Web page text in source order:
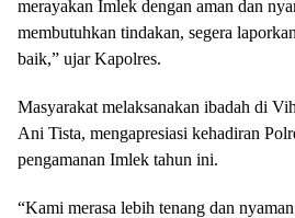
merayakan Imlek dengan aman dan
membutuhkan tindakan, segera
baik,” ujar Kapolres.
Masyarakat melaksanakan ibadah di
Ani Tista, mengapresiasi kehadiran
pengamanan Imlek tahun ini.
“Kami merasa lebih tenang dan